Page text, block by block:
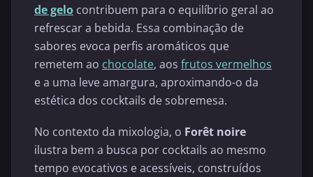
de gelo contribuem para o equilíbrio geral ao
refrescar a bebida. Essa combinação de
sabores evoca perfis aromáticos que
remetem ao chocolate, aos frutos vermelhos
e a uma leve amargura, aproximando-o da
estética dos cocktails de sobremesa.
No contexto da mixologia, o Forêt noire
ilustra bem a busca por cocktails ao mesmo
tempo evocativos e acessíveis, construídos